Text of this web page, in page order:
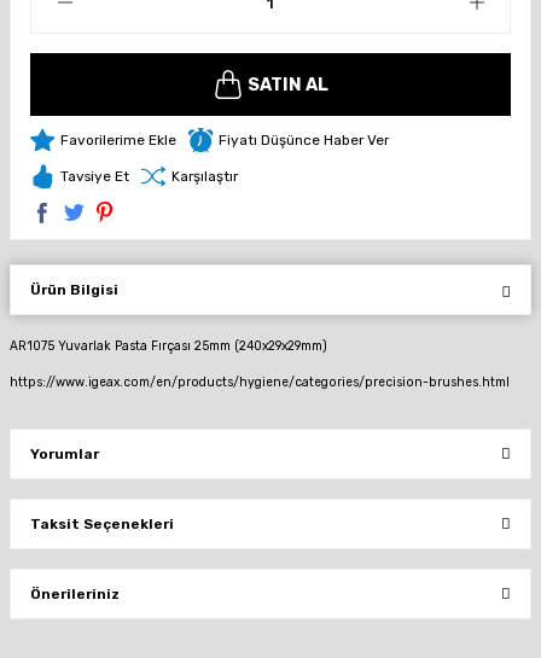
SATIN AL
Fiyatı Düşünce Haber Ver
Tavsiye Et Karşılaştır
Ürün Bilgisi
AR1075 Yuvarlak Pasta Fırçası 25mm (240x29x29mm)
https://www.igeax.com/en/products/hygiene/categories/precision-brushes.html
Yorumlar
Bu ürüne ilk yorumu siz yapın!
Yorum Yaz
Taksit Seçenekleri
Önerileriniz